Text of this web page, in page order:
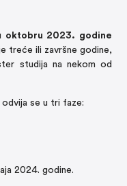
oktobru 2023. godine
treće ili završne godine,
studija na nekom od
se u tri faze:
2024. godine.